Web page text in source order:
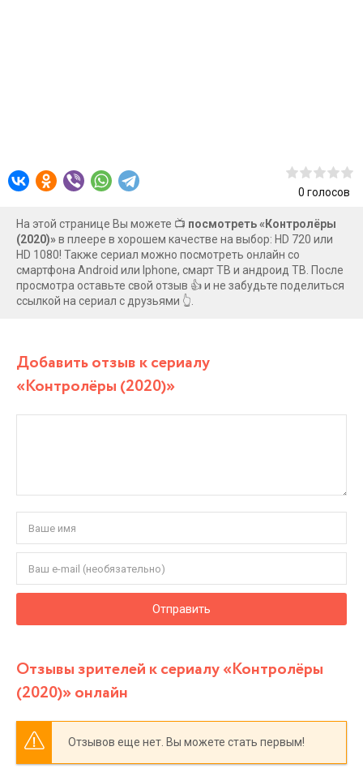
0 голосов
На этой странице Вы можете 📺 посмотреть «Контролёры
(2020)»в плеере в хорошем качестве на выбор: HD 720 или
HD 1080! Также сериал можно посмотреть онлайн со
смартфона Android или Iphone, смарт ТВ и андроид ТВ. После
просмотра оставьте свой отзыв 👍 и не забудьте поделиться
ссылкой на сериал с друзьями 👆.
Добавить отзыв к сериалу
«Контролёры (2020)»
Отправить
Отзывы зрителей к сериалу «Контролёры
(2020)» онлайн
Отзывов еще нет. Вы можете стать первым!